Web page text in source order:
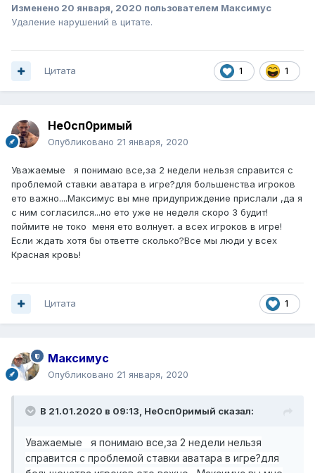
Изменено 20 января, 2020 пользователем Максимус
Удаление нарушений в цитате.
1 1
Цитата
Не0сп0римый
Опубликовано 21 января, 2020
Уважаемые я понимаю все,за 2 недели нельзя справится с
проблемой ставки аватара в игре?для большенства игроков
ето важно....Максимус вы мне придуприждение прислали ,да я
с ним согласился...но ето уже не неделя скоро 3 будит!
поймите не токо меня ето волнует. а всех игроков в игре!
Если ждать хотя бы ответте сколько?Все мы люди у всех
Красная кровь!
1
Цитата
Максимус
Опубликовано 21 января, 2020
В 21.01.2020 в 09:13, Не0сп0римый сказал:
Уважаемые я понимаю все,за 2 недели нельзя
справится с проблемой ставки аватара в игре?для